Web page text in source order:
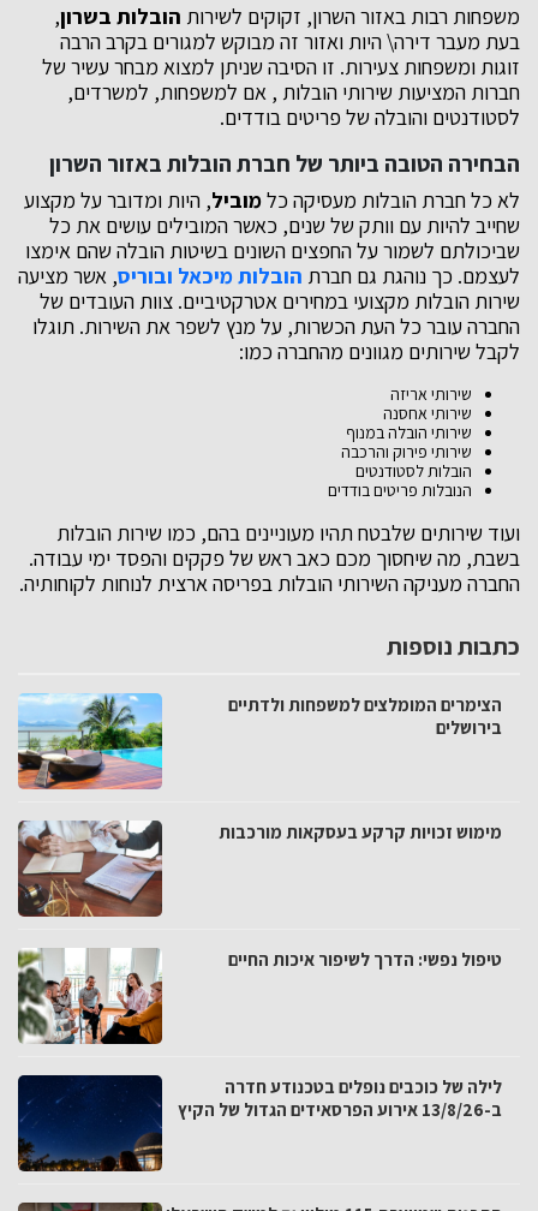
משפחות רבות באזור השרון, זקוקים לשירות הובלות בשרון,
בעת מעבר דירה\ היות ואזור זה מבוקש למגורים בקרב הרבה
זוגות ומשפחות צעירות. זו הסיבה שניתן למצוא מבחר עשיר של
חברות המציעות שירותי הובלות , אם למשפחות, למשרדים,
לסטודנטים והובלה של פריטים בודדים.
הבחירה הטובה ביותר של חברת הובלות באזור השרון
לא כל חברת הובלות מעסיקה כלמוביל, היות ומדובר על מקצוע
שחייב להיות עם וותק של שנים, כאשר המובילים עושים את כל
שביכולתם לשמור על החפצים השונים בשיטות הובלה שהם אימצו
לעצמם. כך נוהגת גם חברת הובלות מיכאל ובוריס, אשר מציעה
שירות הובלות מקצועי במחירים אטרקטיביים. צוות העובדים של
החברה עובר כל העת הכשרות, על מנץ לשפר את השירות. תוגלו
לקבל שירותים מגוונים מהחברה כמו:
שירותי אריזה
שירותי אחסנה
שירותי הובלה במנוף
שירותי פירוק והרכבה
הובלות לסטודנטים
הנובלות פריטים בודדים
ועוד שירותים שלבטח תהיו מעוניינים בהם, כמו שירות הובלות
בשבת, מה שיחסוך מכם כאב ראש של פקקים והפסד ימי עבודה.
החברה מעניקה השירותי הובלות בפריסה ארצית לנוחות לקוחותיה.
כתבות נוספות
הצימרים המומלצים למשפחות ולדתיים
בירושלים
מימוש זכויות קרקע בעסקאות מורכבות
טיפול נפשי: הדרך לשיפור איכות החיים
לילה של כוכבים נופלים בטכנודע חדרה
ב-13/8/26 אירוע הפרסאידים הגדול של הקיץ